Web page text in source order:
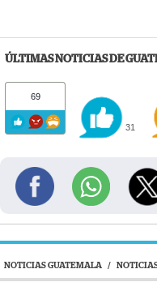
ÚLTIMAS NOTICIAS DE
69
31
NOTICIAS GUATEMALA /